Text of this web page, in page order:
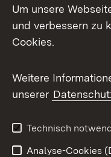
Um unsere
und verbessern zu
Cookies.
Weitere
unserer
Technisch
Analyse-Cookies